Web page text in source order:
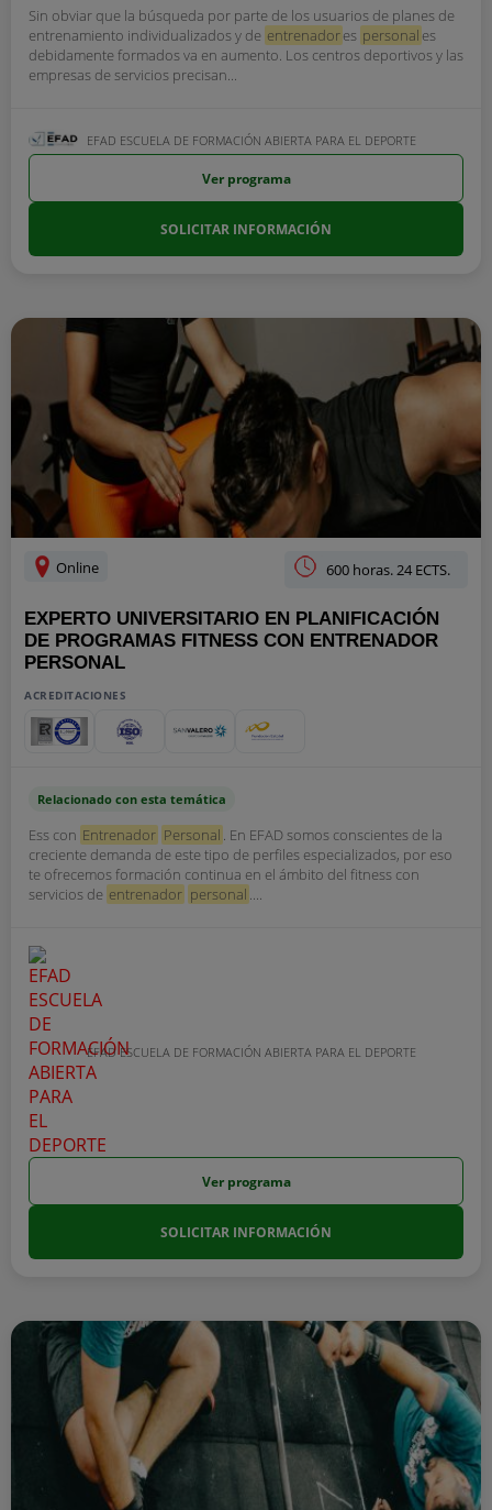
Sin obviar que la búsqueda por parte de los usuarios de planes de
entrenamiento individualizados y de entrenadores personal es
debidamente formados va en aumento. Los centros deportivos y las
empresas de servicios precisan...
EFAD ESCUELA DE FORMACIÓN ABIERTA PARA EL DEPORTE
Ver programa
SOLICITAR INFORMACIÓN
Online 600 horas. 24 ECTS.
EXPERTO UNIVERSITARIO EN PLANIFICACIÓN
DE PROGRAMAS FITNESS CON ENTRENADOR
PERSONAL
ACREDITACIONES
Relacionado con esta temática
Ess con Entrenador Personal . En EFAD somos conscientes de la
creciente demanda de este tipo de perfiles especializados, por eso
te ofrecemos formación continua en el ámbito del fitness con
servicios de entrenador personal ....
EFAD ESCUELA DE FORMACIÓN ABIERTA PARA EL DEPORTE
Ver programa
SOLICITAR INFORMACIÓN